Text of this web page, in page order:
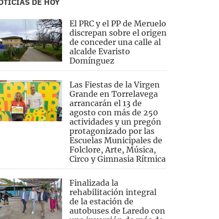
DE HOY
El PRC y el PP de Meruelo
discrepan sobre el origen
de conceder una calle al
alcalde Evaristo
Domínguez
Las Fiestas de la Virgen
Grande en Torrelavega
arrancarán el 13 de
agosto con más de 250
actividades y un pregón
protagonizado por las
Escuelas Municipales de
Folclore, Arte, Música,
Circo y Gimnasia Rítmica
Finalizada la
rehabilitación integral
de la estación de
autobuses de Laredo con